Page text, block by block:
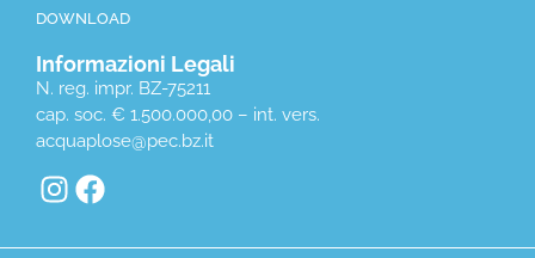
DOWNLOAD
Informazioni Legali
N. reg. impr. BZ-75211
cap. soc. € 1.500.000,00 – int. vers.
acquaplose@pec.bz.it